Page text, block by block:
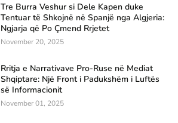
Tre Burra Veshur si Dele Kapen duke
Tentuar të Shkojnë në Spanjë nga Algjeria:
Ngjarja që Po Çmend Rrjetet
November 20, 2025
Rritja e Narrativave Pro-Ruse në Mediat
Shqiptare: Një Front i Padukshëm i Luftës
së Informacionit
November 01, 2025